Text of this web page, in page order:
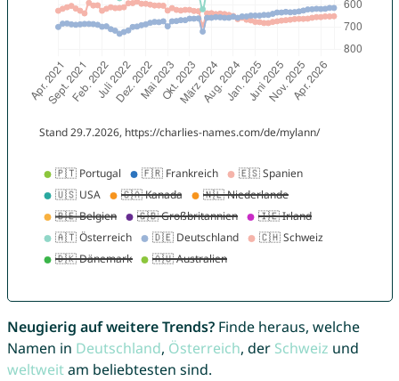
Neugierig auf weitere Trends?Finde heraus, welche
Namen in Deutschland, Österreich, der Schweiz und
weltweitam beliebtesten sind.